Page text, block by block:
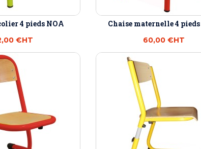
4 pieds NOA
€HT
Chaise maternelle 4
60,00 €HT